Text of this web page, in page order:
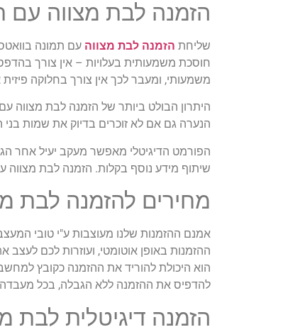
הזמנה לבת מצווה עם
שליחת הזמנה לבת מצווה עם תמונה
חוסכת משמעותית בעלויות – אין צורך
משמעותי, ומעבר לכך אין צורך בחלוקה פיזית
היתרון הבולט ביותר של הזמנה לבת מצווה
הנערה גם אם לא זוכרים בדיוק את שמות בני
הפורמט הדיגיטלי מאפשר מעקב יעיל אחר
שיתוף מידע נוסף בקלות. הזמנה לבת מצווה
מחירים להזמנה לבת
אמנם ההזמנות שלנו מעוצבות ע"י טובי
להדפיס את ההזמנה ללא הגבלה, בכל מעבדה
הזמנה דיגיטלית לבת